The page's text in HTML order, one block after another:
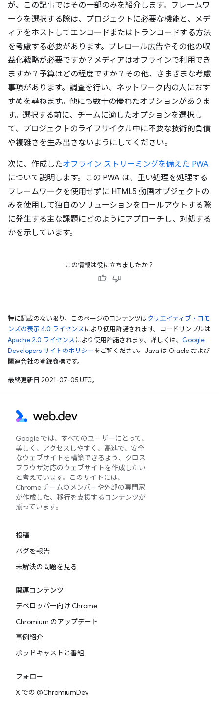
が、この記事ではその一部のみを紹介します。フレームワ
ークを選択する際は、プロジェクトに必要な機能と、メデ
ィアをホストしてエンコードまたはトランコードする方法
を考慮する必要があります。プレロール広告やその他の収
益化戦略が必要ですか？メディアはオフラインで利用でき
ますか？予算はどの程度ですか？その他、さまざまな考慮
事項があります。調査を行い、ネットワーク内の人におす
すめを尋ねます。他にも数十の優れたオプションがありま
す。選択する前に、チームに適したオプションを選択し
て、プロジェクトのライフサイクル中に不要な技術的負債
や複雑さを生み出さないようにしてください。
次に、作成したオフライン ストリーミングを備えた PWA
について説明します。この PWA は、重い処理を処理する
フレームワークを使用せずに HTML5 動画オブジェクトの
みを使用して独自のソリューションをロールアウトする際
に発生する主な課題にどのようにアプローチし、対処する
かを示しています。
この情報は役に立ちましたか？
特に記載のない限り、このページのコンテンツはクリエイティブ・コモ
ンズの表示 4.0 ライセンスにより使用許諾されます。コードサンプルは
Apache 2.0 ライセンスにより使用許諾されます。詳しくは、 Google
Developers サイトのポリシーをご覧ください。Java は Oracle および
関連会社の登録商標です。
最終更新日 2021-07-05 UTC。
Google では、すべてのユーザーにとって、
美しく、アクセスしやすく、高速で、安全
なウェブサイトを構築できるよう、クロス
ブラウザ対応のウェブサイトを作成したい
と考えています。このサイトには、
Chrome チームのメンバーや外部の専門家
が作成した、移行を支援するコンテンツが
揃っています。
投稿
バグを報告
未解決の問題を見る
関連コンテンツ
デベロッパー向け Chrome
Chromium のアップデート
事例紹介
ポッドキャストと番組
フォロー
X での @ChromiumDev